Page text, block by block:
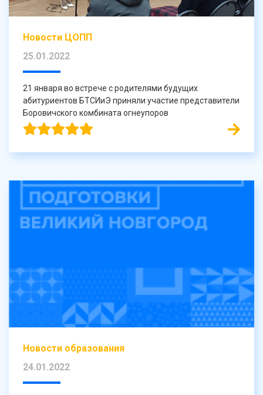
Новости ЦОПП
25.01.2022
21 января во встрече с родителями будущих
абитуриентов БТСИиЭ приняли участие представители
Боровичского комбината огнеупоров
Новости образования
24.01.2022